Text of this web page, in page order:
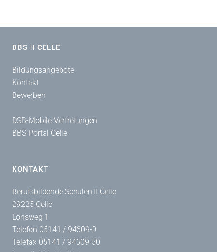
BBS II CELLE
Bildungsangebote
Kontakt
Bewerben
DSB-Mobile Vertretungen
BBS-Portal Celle
KONTAKT
Berufsbildende Schulen II Celle
29225 Celle
Lönsweg 1
Telefon 05141 / 94609-0
Telefax 05141 / 94609-50